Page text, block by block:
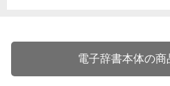
電子辞書本体の商